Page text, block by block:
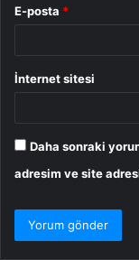
E-posta *
İnternet sitesi
Daha sonraki
adresim ve site